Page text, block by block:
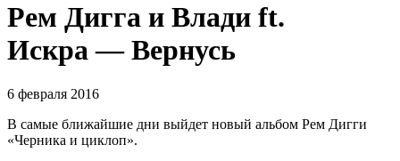
Рем Дигга и Влади ft.
Искра — Вернусь
6 февраля 2016
В самые ближайшие дни выйдет новый альбом Рем Дигги
«Черника и циклоп».